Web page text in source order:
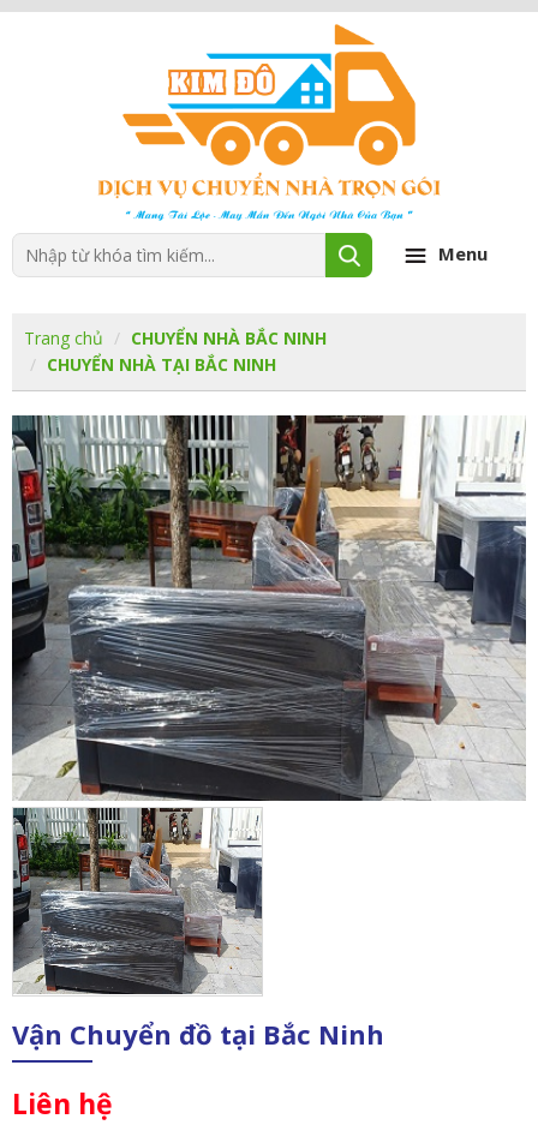
Menu
Trang chủ
CHUYỂN NHÀ BẮC NINH
CHUYỂN NHÀ TẠI BẮC NINH
Vận Chuyển đồ tại Bắc Ninh
Liên hệ